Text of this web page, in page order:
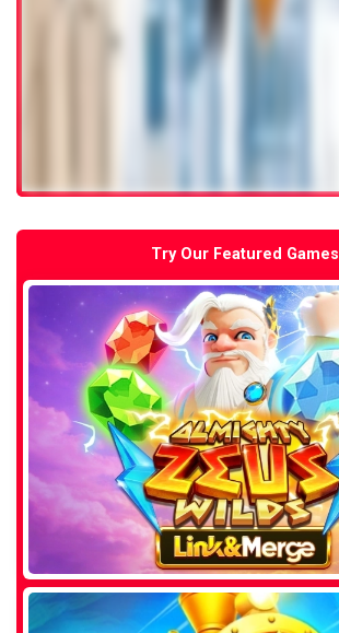
Try Our Featured Games